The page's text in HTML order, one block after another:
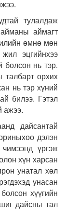
тулалдаж
аймагт
өмнө мөн
эцгийнхээ
болсон нь тэр.
талбарт орхих
нь тэр хүний
билээ. Гэтэл
ажээ.
дайсантай
дэлэн
үргэж
хүн харсан
унатал хөл
унасан
хүүгийн
шиг дайсны тал